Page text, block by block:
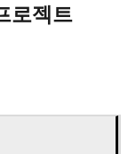
로젝트